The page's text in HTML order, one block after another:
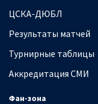
ЦСКА-ДЮБЛ
Результаты матчей
Турнирные таблицы
Аккредитация СМИ
Фан-зона